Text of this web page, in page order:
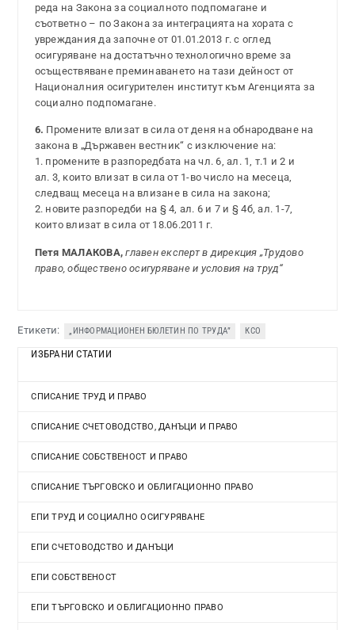
реда на Закона за социалното подпомагане и
съответно – по Закона за интеграцията на хората с
увреждания да започне от 01.01.2013 г. с оглед
осигуряване на достатъчно технологично време за
осъществяване преминаването на тази дейност от
Националния осигурителен институт към Агенцията за
социално подпомагане.
6. Промените влизат в сила от деня на обнародване на
закона в „Държавен вестник“ с изключение на:
1. промените в разпоредбата на чл. 6, ал. 1, т.1 и 2 и
ал. 3, които влизат в сила от 1-во число на месеца,
следващ месеца на влизане в сила на закона;
2. новите разпоредби на § 4, ал. 6 и 7 и § 4б, ал. 1-7,
които влизат в сила от 18.06.2011 г.
Петя МАЛАКОВА,главен експерт в дирекция „Трудово
право, обществено осигуряване и условия на труд“
Етикети: „ИНФОРМАЦИОНЕН БЮЛЕТИН ПО ТРУДА” КСО
ИЗБРАНИ СТАТИИ
СПИСАНИЕ ТРУД И ПРАВО
СПИСАНИЕ СЧЕТОВОДСТВО, ДАНЪЦИ И ПРАВО
СПИСАНИЕ СОБСТВЕНОСТ И ПРАВО
СПИСАНИЕ ТЪРГОВСКО И ОБЛИГАЦИОННО ПРАВО
ЕПИ ТРУД И СОЦИАЛНО ОСИГУРЯВАНЕ
ЕПИ СЧЕТОВОДСТВО И ДАНЪЦИ
ЕПИ СОБСТВЕНОСТ
ЕПИ ТЪРГОВСКО И ОБЛИГАЦИОННО ПРАВО